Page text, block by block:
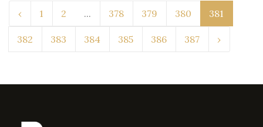
‹ 1 2 ... 378 379 380 381
382 383 384 385 386 387 ›